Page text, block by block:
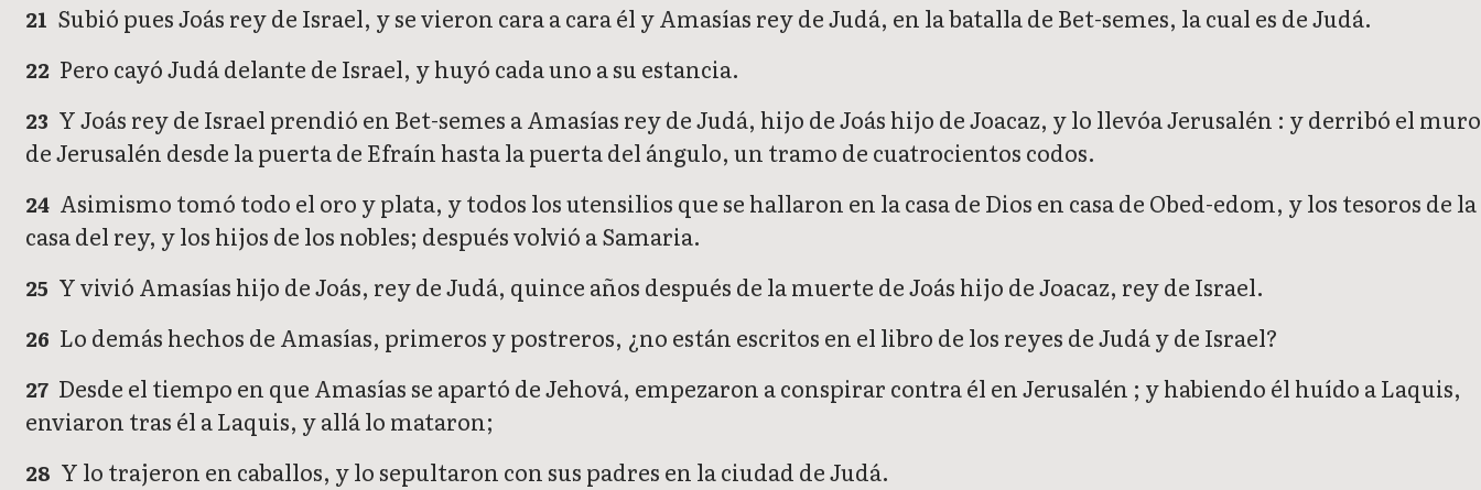
21 Subió pues Joás rey de Israel, y se vieron cara a cara él y Amasías rey de Judá, en la batalla de Bet-semes, la cual es de Judá.
22 Pero cayó Judá delante de Israel, y huyó cada uno a su estancia.
23 Y Joás rey de Israel prendió en Bet-semes a Amasías rey de Judá, hijo de Joás hijo de Joacaz, y lo llevóa Jerusalén : y derribó el muro
de Jerusalén desde la puerta de Efraín hasta la puerta del ángulo, un tramo de cuatrocientos codos.
24 Asimismo tomó todo el oro y plata, y todos los utensilios que se hallaron en la casa de Dios en casa de Obed-edom, y los tesoros de la
casa del rey, y los hijos de los nobles; después volvió a Samaria.
25 Y vivió Amasías hijo de Joás, rey de Judá, quince años después de la muerte de Joás hijo de Joacaz, rey de Israel.
26 Lo demás hechos de Amasías, primeros y postreros, ¿no están escritos en el libro de los reyes de Judá y de Israel?
27 Desde el tiempo en que Amasías se apartó de Jehová, empezaron a conspirar contra él en Jerusalén ; y habiendo él huído a Laquis,
enviaron tras él a Laquis, y allá lo mataron;
28 Y lo trajeron en caballos, y lo sepultaron con sus padres en la ciudad de Judá.